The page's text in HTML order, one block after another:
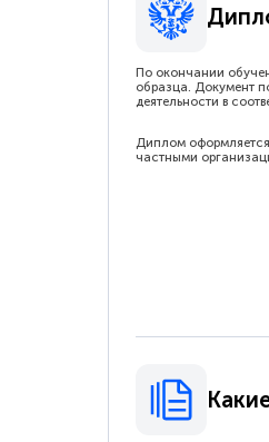
По окончании
образца. Документ
деятельности в
Диплом оформляется
частными